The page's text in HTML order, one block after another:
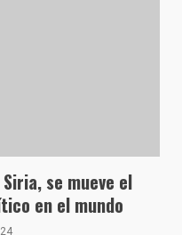
se mueve el
en el mundo